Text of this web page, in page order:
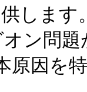
します
ン問題
因を